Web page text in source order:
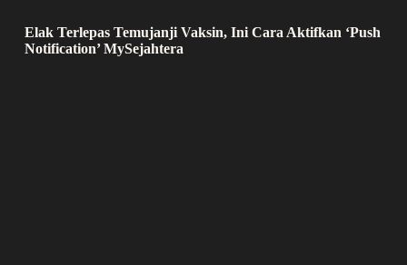
Elak Terlepas Temujanji Vaksin, Ini Cara Aktifkan ‘Push
Notification’ MySejahtera